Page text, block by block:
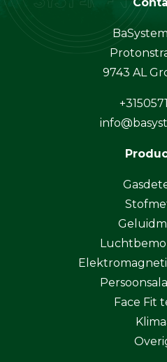
9743 AL
Face Fit